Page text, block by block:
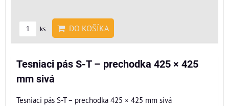
ks DO KOŠÍKA
Tesniaci pás S-T – prechodka 425 × 425
mm sivá
Tesniaci pás S-T – prechodka 425 × 425 mm sivá